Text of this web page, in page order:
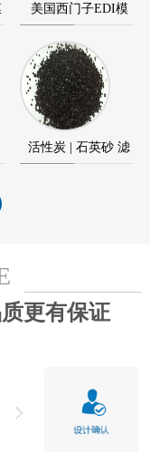
美国西门子EDI模
块 美国通用GE EDI
模块
活性炭 | 石英砂 滤
更有保证